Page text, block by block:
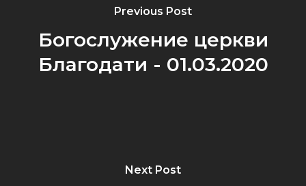
Previous Post
Богослужение церкви
Благодати - 01.03.2020
Next Post